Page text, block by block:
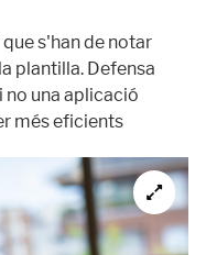
s'han de notar
plantilla. Defensa
no una aplicació
més eficients